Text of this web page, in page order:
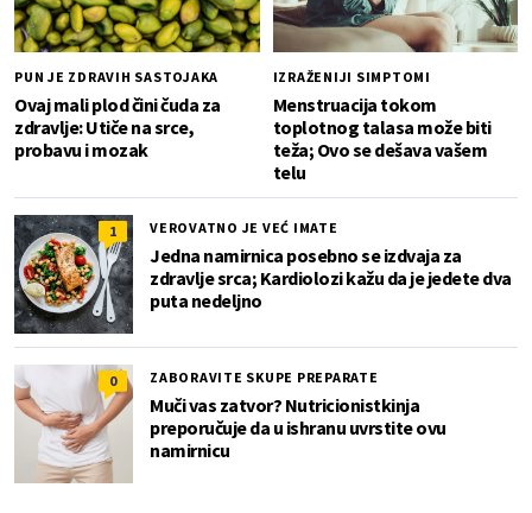
PUN JE ZDRAVIH SASTOJAKA
Ovaj mali plod čini čuda za
zdravlje: Utiče na srce,
probavu i mozak
IZRAŽENIJI SIMPTOMI
Menstruacija tokom
toplotnog talasa može biti
teža; Ovo se dešava vašem
telu
1 VEROVATNO JE VEĆ IMATE
Jedna namirnica posebno se izdvaja za
zdravlje srca; Kardiolozi kažu da je jedete dva
puta nedeljno
0 ZABORAVITE SKUPE PREPARATE
Muči vas zatvor? Nutricionistkinja
preporučuje da u ishranu uvrstite ovu
namirnicu